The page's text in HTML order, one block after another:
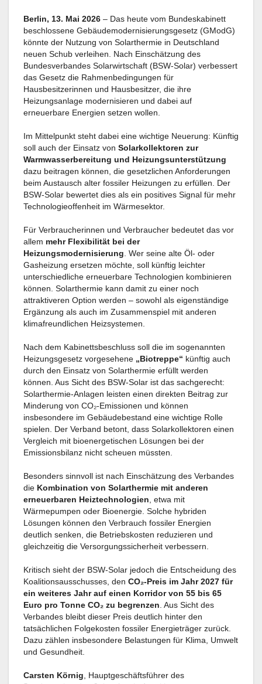
Berlin, 13. Mai 2026 – Das heute vom Bundeskabinett
beschlossene Gebäudemodernisierungsgesetz (GModG)
könnte der Nutzung von Solarthermie in Deutschland
neuen Schub verleihen. Nach Einschätzung des
Bundesverbandes Solarwirtschaft (BSW-Solar) verbessert
das Gesetz die Rahmenbedingungen für
Hausbesitzerinnen und Hausbesitzer, die ihre
Heizungsanlage modernisieren und dabei auf
erneuerbare Energien setzen wollen.
Im Mittelpunkt steht dabei eine wichtige Neuerung: Künftig
soll auch der Einsatz von Solarkollektoren zur
Warmwasserbereitung und Heizungsunterstützung
dazu beitragen können, die gesetzlichen Anforderungen
beim Austausch alter fossiler Heizungen zu erfüllen. Der
BSW-Solar bewertet dies als ein positives Signal für mehr
Technologieoffenheit im Wärmesektor.
Für Verbraucherinnen und Verbraucher bedeutet das vor
allem mehr Flexibilität bei der
Heizungsmodernisierung. Wer seine alte Öl- oder
Gasheizung ersetzen möchte, soll künftig leichter
unterschiedliche erneuerbare Technologien kombinieren
können. Solarthermie kann damit zu einer noch
attraktiveren Option werden – sowohl als eigenständige
Ergänzung als auch im Zusammenspiel mit anderen
klimafreundlichen Heizsystemen.
Nach dem Kabinettsbeschluss soll die im sogenannten
Heizungsgesetz vorgesehene „Biotreppe“ künftig auch
durch den Einsatz von Solarthermie erfüllt werden
können. Aus Sicht des BSW-Solar ist das sachgerecht:
Solarthermie-Anlagen leisten einen direkten Beitrag zur
Minderung von CO₂-Emissionen und können
insbesondere im Gebäudebestand eine wichtige Rolle
spielen. Der Verband betont, dass Solarkollektoren einen
Vergleich mit bioenergetischen Lösungen bei der
Emissionsbilanz nicht scheuen müssten.
Besonders sinnvoll ist nach Einschätzung des Verbandes
die Kombination von Solarthermie mit anderen
erneuerbaren Heiztechnologien, etwa mit
Wärmepumpen oder Bioenergie. Solche hybriden
Lösungen können den Verbrauch fossiler Energien
deutlich senken, die Betriebskosten reduzieren und
gleichzeitig die Versorgungssicherheit verbessern.
Kritisch sieht der BSW-Solar jedoch die Entscheidung des
Koalitionsausschusses, den CO₂-Preis im Jahr 2027 für
ein weiteres Jahr auf einen Korridor von 55 bis 65
Euro pro Tonne CO₂ zu begrenzen. Aus Sicht des
Verbandes bleibt dieser Preis deutlich hinter den
tatsächlichen Folgekosten fossiler Energieträger zurück.
Dazu zählen insbesondere Belastungen für Klima, Umwelt
und Gesundheit.
Carsten Körnig, Hauptgeschäftsführer des